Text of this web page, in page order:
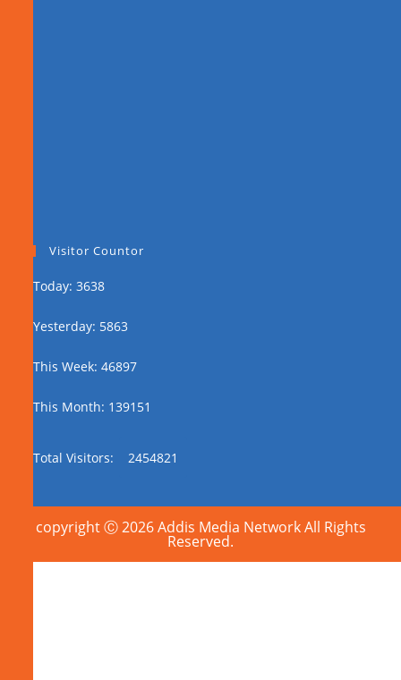
Visitor Countor
Today: 3638
Yesterday: 5863
This Week: 46897
This Month: 139151
Total Visitors: 2454821
copyright Ⓒ 2026 Addis Media Network All Rights
Reserved.